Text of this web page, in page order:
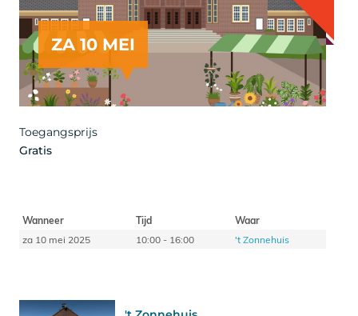
ZA 10 MEI
Toegangsprijs
Gratis
Wanneer Tijd
Waar
za 10 mei 2025
10:00 - 16:00 't Zonnehuis